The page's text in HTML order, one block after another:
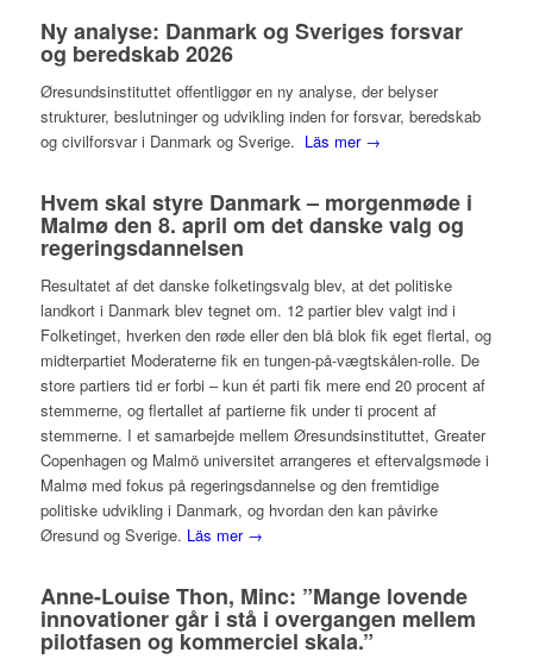
Ny analyse: Danmark og Sveriges forsvar
og beredskab 2026
Øresundsinstituttet offentliggør en ny analyse, der belyser
strukturer, beslutninger og udvikling inden for forsvar, beredskab
og civilforsvar i Danmark og Sverige. Läs mer →
Hvem skal styre Danmark – morgenmøde i
Malmø den 8. april om det danske valg og
regeringsdannelsen
Resultatet af det danske folketingsvalg blev, at det politiske
landkort i Danmark blev tegnet om. 12 partier blev valgt ind i
Folketinget, hverken den røde eller den blå blok fik eget flertal, og
midterpartiet Moderaterne fik en tungen-på-vægtskålen-rolle. De
store partiers tid er forbi – kun ét parti fik mere end 20 procent af
stemmerne, og flertallet af partierne fik under ti procent af
stemmerne. I et samarbejde mellem Øresundsinstituttet, Greater
Copenhagen og Malmö universitet arrangeres et eftervalgsmøde i
Malmø med fokus på regeringsdannelse og den fremtidige
politiske udvikling i Danmark, og hvordan den kan påvirke
Øresund og Sverige. Läs mer →
Anne-Louise Thon, Minc: ”Mange lovende
innovationer går i stå i overgangen mellem
pilotfasen og kommerciel skala.”